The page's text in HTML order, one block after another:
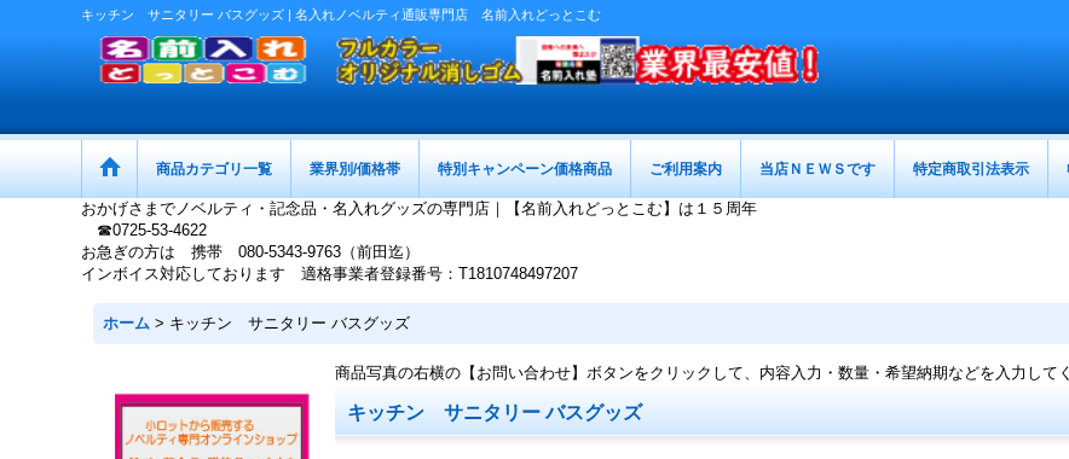
キッチン サニタリー バスグッズ | 名入れノベルティ通販専門店 名前入れどっとこむ
商品カテゴリ一覧 業界別/価格帯 特別キャンペーン価格商品 ご利用案内 当店ＮＥＷＳです 特定商取引法表示
おかげさまでノベルティ・記念品・名入れグッズの専門店｜【名前入れどっとこむ】は１５周年
☎0725-53-4622
お急ぎの方は 携帯 080-5343-9763（前田迄）
インボイス対応しております 適格事業者登録番号：T1810748497207
ホーム > キッチン サニタリー バスグッズ
商品写真の右横の【お問い合わせ】ボタンをクリックして、内容入力・数量・希望納期などを入力し
キッチン サニタリー バスグッズ